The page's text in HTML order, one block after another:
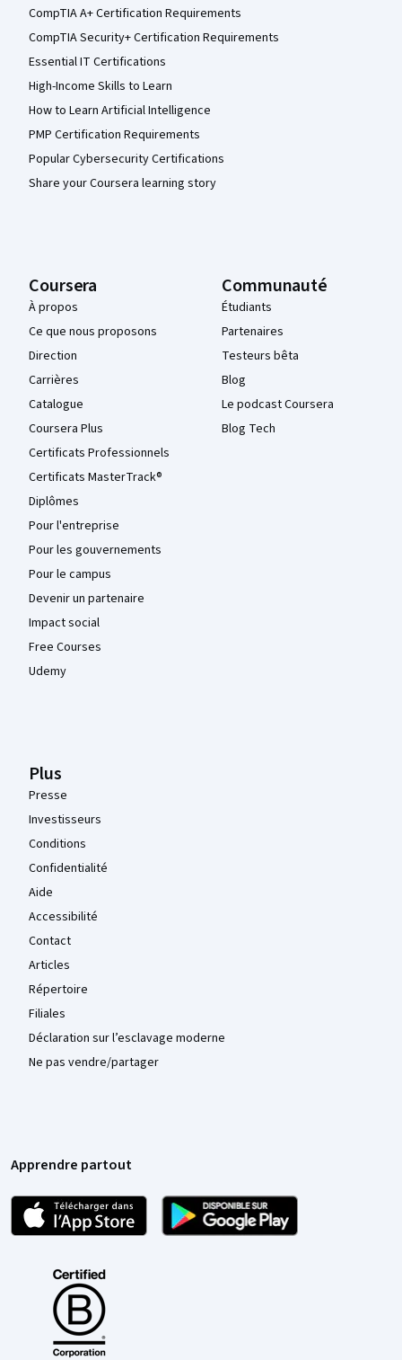
CompTIA A+ Certification Requirements
CompTIA Security+ Certification Requirements
Essential IT Certifications
High-Income Skills to Learn
How to Learn Artificial Intelligence
PMP Certification Requirements
Popular Cybersecurity Certifications
Share your Coursera learning story
Coursera
À propos
Ce que nous proposons
Direction
Carrières
Catalogue
Coursera Plus
Certificats Professionnels
Certificats MasterTrack®
Diplômes
Pour l'entreprise
Pour les gouvernements
Pour le campus
Devenir un partenaire
Impact social
Free Courses
Udemy
Communauté
Étudiants
Partenaires
Testeurs bêta
Blog
Le podcast Coursera
Blog Tech
Plus
Presse
Investisseurs
Conditions
Confidentialité
Aide
Accessibilité
Contact
Articles
Répertoire
Filiales
Déclaration sur l’esclavage moderne
Ne pas vendre/partager
Apprendre partout